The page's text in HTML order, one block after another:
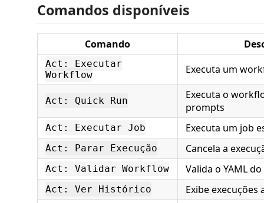
Comandos disponíveis
Comando
Act: Executar
Workflow
Executa um
Act: Quick Run
Executa o
prompts
Act: Executar Job Executa um job
Act: Parar Execução Cancela a
Act: Validar Workflow Valida o YAML
Act: Ver Histórico Exibe execuções